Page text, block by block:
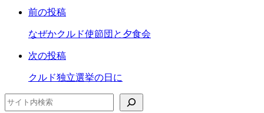
ク
マ
ー
に
存
ア
シ
ア
前の投稿
なぜかクルド使節団と夕食会
次の投稿
クルド独立選挙の日に
検索